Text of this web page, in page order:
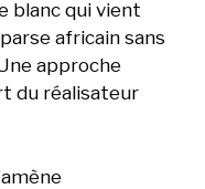
blanc qui vient
africain sans
approche
du réalisateur